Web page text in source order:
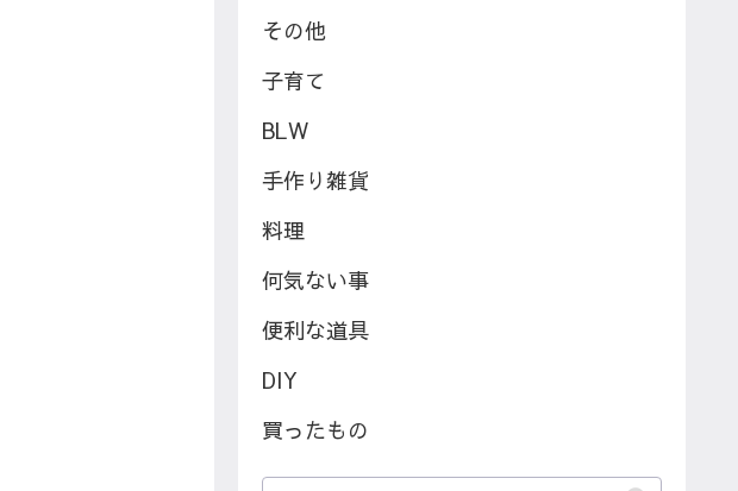
その他
子育て
BLW
手作り雑貨
料理
何気ない事
便利な道具
DIY
買ったもの